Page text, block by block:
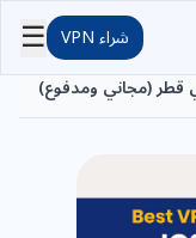
شراء VPN ☰